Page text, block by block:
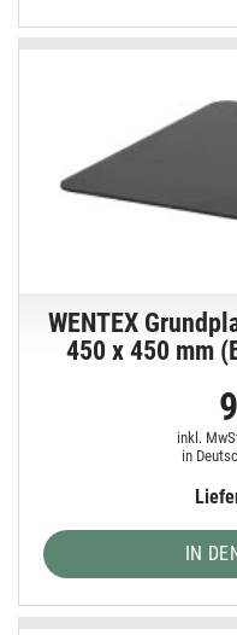
WENTEX
450 x 450 mm
inkl.
in
IN